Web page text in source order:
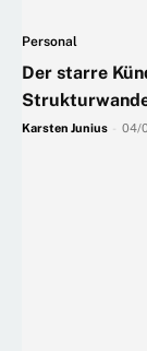
Personal
Der starre
Karsten Junius 04/